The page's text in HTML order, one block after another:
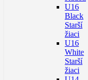
U16
Black
Starší
žiaci
U16
White
Starší
žiaci